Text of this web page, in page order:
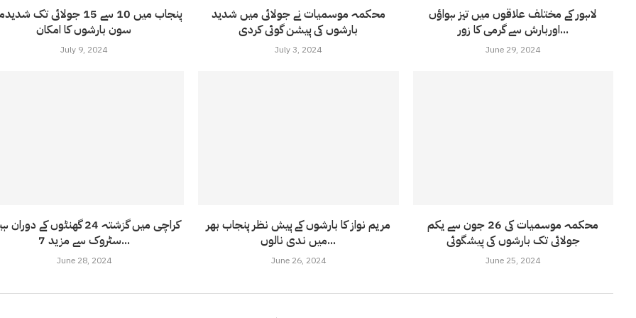
پنجاب میں 10 سے 15 جولائی تک
سون بارشوں کا امکان
July 9, 2024
محکمہ موسمیات نے جولائی میں شدید
بارشوں کی پیشن گوئی کردی
July 3, 2024
لاہور کے مختلف علاقوں میں تیز ہواؤں
اوربارش سے گرمی کا زور...
June 29, 2024
کراچی میں گزشتہ 24 گھنٹوں کے
سٹروک سے مزید 7...
June 28, 2024
مریم نواز کا بارشوں کے پیش نظر پنجاب بھر
میں ندی نالوں...
June 26, 2024
محکمہ موسمیات کی 26 جون سے یکم
جولائی تک بارشوں کی پیشگوئی
June 25, 2024